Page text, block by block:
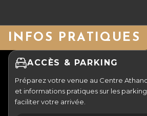
INFOS PRATIQUES
ACCÈS & PARKING
Préparez votre venue au Centre
et informations pratiques sur les
faciliter votre arrivée.